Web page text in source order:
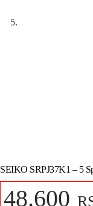
SEIKO SRPJ37K1 – 5
48.600